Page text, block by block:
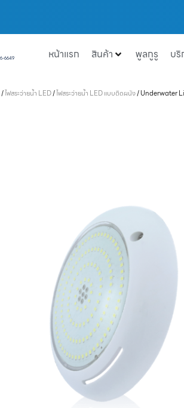
6649 หน้าแรก สินค้า พูลกูรู บริ
/ไฟสระว่ายน้ำ LED/ไฟสระว่ายน้ำ LED แบบติดผนัง/Underwater